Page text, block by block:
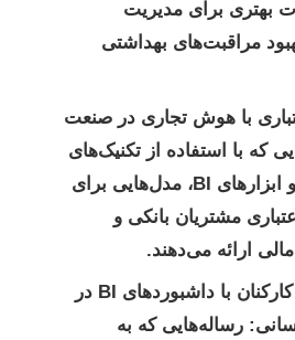
بهتری برای مدیریت
مراقبت‌های بهداشتی
با هوش تجاری در صنعت
که با استفاده از تکنیک‌های
یادگیری ماشین و ابزارهای BI، مدل‌هایی برای
مشتریان بانکی و
ارائه می‌دهند.
ارزیابی عملکرد کارکنان با داشبوردهای BI در
رساله‌هایی که به